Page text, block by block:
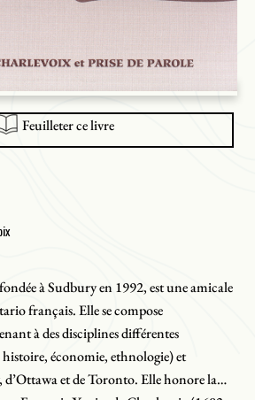
Feuilleter ce livre
à Sudbury en 1992, est une amicale
français. Elle se compose
à des disciplines différentes
économie, ethnologie) et
et de Toronto. Elle honore la